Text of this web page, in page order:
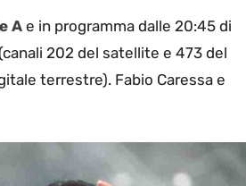
Ae in programma dalle 20:45 di
(canali 202 del satellite e 473 del
terrestre). Fabio Caressa e